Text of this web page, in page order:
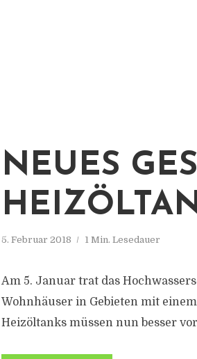
NEUES
5. Februar 2018 1 Min. Lesedauer
Am 5. Januar trat das
Wohnhäuser in Gebieten mit
Heizöltanks müssen nun besser